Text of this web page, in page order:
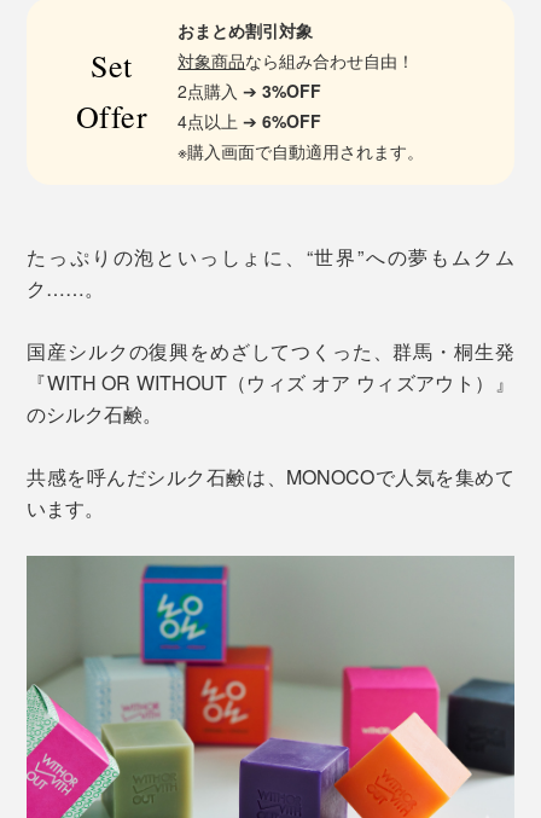
Set
Offer
おまとめ割引対象
対象商品なら組み合わせ自由！
2点購入 ➔3%OFF
4点以上 ➔6%OFF
※購入画面で自動適用されます。
たっぷりの泡といっしょに、“世界”への夢もムクム
ク……。
国産シルクの復興をめざしてつくった、群馬・桐生発
『WITH OR WITHOUT（ウィズ オア ウィズアウト）』
のシルク石鹸。
共感を呼んだシルク石鹸は、MONOCOで人気を集めて
います。